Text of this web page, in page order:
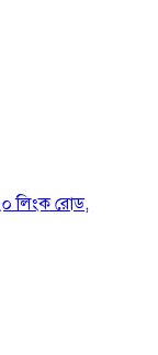
লিংক রোড,